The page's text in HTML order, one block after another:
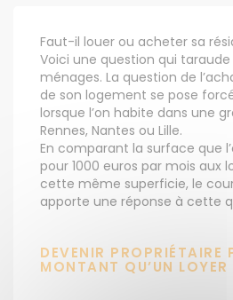
Faut-il louer ou acheter sa
Voici une question qui
ménages. La question de
de son logement se pose
lorsque l’on habite dans une
Rennes, Nantes ou Lille.
En comparant la surface que
pour 1000 euros par mois aux
cette même superficie, le
apporte une réponse à cette
DEVENIR PROPRIÉTAIRE
MONTANT QU’UN LOYER